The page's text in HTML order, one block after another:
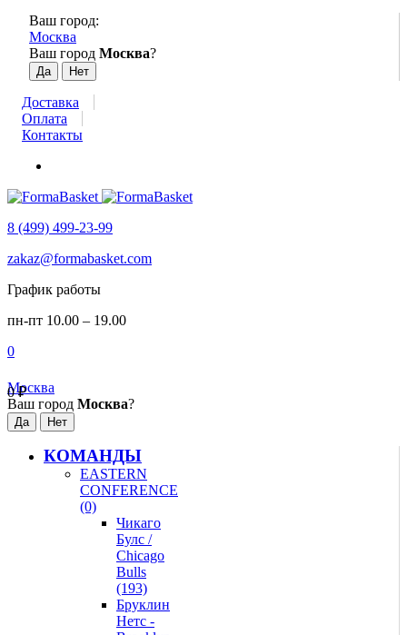
Ваш город:
Москва
Ваш город Москва?
Доставка
Оплата
Контакты
8 (499) 499-23-99
zakaz@formabasket.com
График работы
пн-пт 10.00 – 19.00
0
0₽
Москва
Ваш город Москва?
КОМАНДЫ
EASTERN
CONFERENCE
(0)
Чикаго
Булс /
Chicago
Bulls
(193)
Бруклин
Нетс -